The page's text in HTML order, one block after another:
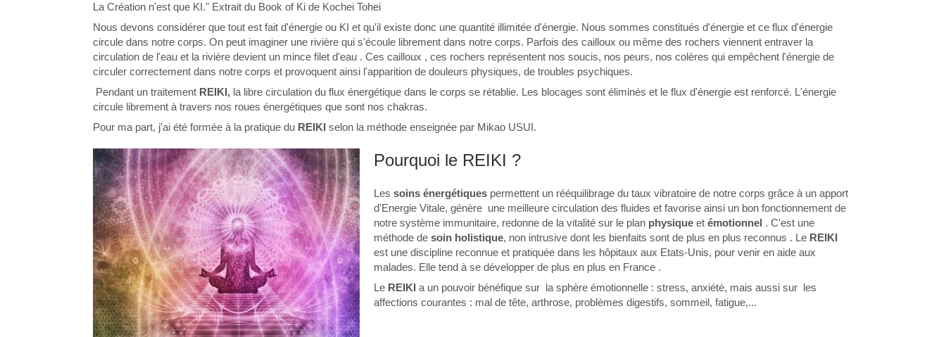
La Création n'est que KI." Extrait du Book of Ki de Kochei Tohei
Nous devons considérer que tout est fait d'énergie ou KI et qu'il existe donc une quantité illimitée d'énergie. Nous sommes constitués d'énergie et ce flux d'énergie
circule dans notre corps. On peut imaginer une rivière qui s'écoule librement dans notre corps. Parfois des cailloux ou même des rochers viennent entraver la
circulation de l'eau et la rivière devient un mince filet d'eau . Ces cailloux , ces rochers représentent nos soucis, nos peurs, nos colères qui empêchent l'énergie de
circuler correctement dans notre corps et provoquent ainsi l'apparition de douleurs physiques, de troubles psychiques.
Pendant un traitement REIKI, la libre circulation du flux énergétique dans le corps se rétablie. Les blocages sont éliminés et le flux d'énergie est renforcé. L'énergie
circule librement à travers nos roues énergétiques que sont nos chakras.
Pour ma part, j'ai été formée à la pratique du REIKI selon la méthode enseignée par Mikao USUI.
Pourquoi le REIKI ?
Les soins énergétiques permettent un rééquilibrage du taux vibratoire de notre corps grâce à un apport
d'Energie Vitale, génère une meilleure circulation des fluides et favorise ainsi un bon fonctionnement de
notre système immunitaire, redonne de la vitalité sur le plan physique etémotionnel . C'est une
méthode desoin holistique, non intrusive dont les bienfaits sont de plus en plus reconnus . Le REIKI
est une discipline reconnue et pratiquée dans les hôpitaux aux Etats-Unis, pour venir en aide aux
malades. Elle tend à se développer de plus en plus en France .
Le REIKI a un pouvoir bénéfique sur la sphère émotionnelle : stress, anxiété, mais aussi sur les
affections courantes : mal de tête, arthrose, problèmes digestifs, sommeil, fatigue,...